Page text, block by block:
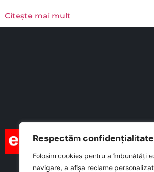
Respectăm
Folosim cookies pentru a îmbunătăți
navigare, a afișa reclame
Citește mai mult